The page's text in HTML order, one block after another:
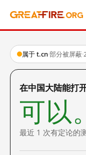
属于 t.cn·部分被屏蔽·
在中国大陆能打
可以。
最近 1 次有定论的